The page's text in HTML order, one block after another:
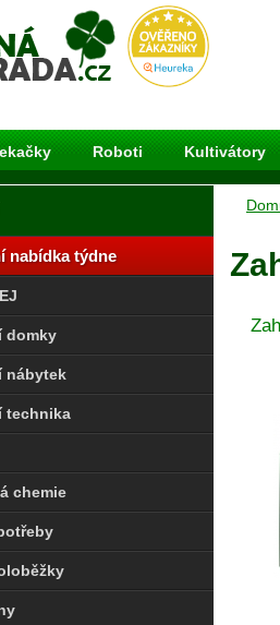
Roboti Kultivátory
nabídka týdne
domky
nábytek
technika
chemie